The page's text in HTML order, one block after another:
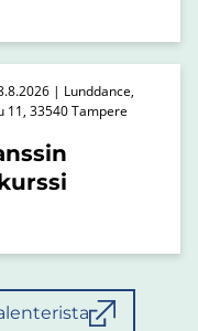
| Lunddance,
11, 33540 Tampere